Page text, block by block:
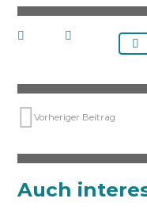
Vorheriger Beitrag
Auch